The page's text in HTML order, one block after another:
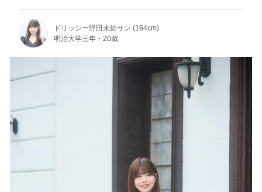
ドリッシー野田未結サン (164cm)
明治大学三年・20歳